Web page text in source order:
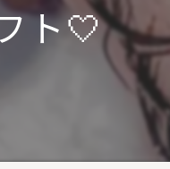
ト🤍